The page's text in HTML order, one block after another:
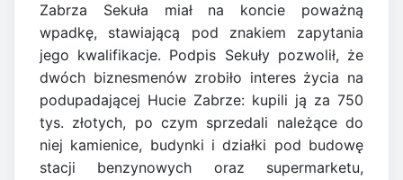
Zabrza Sekuła miał na koncie poważną
wpadkę, stawiającą pod znakiem zapytania
jego kwalifikacje. Podpis Sekuły pozwolił, że
dwóch biznesmenów zrobiło interes życia na
podupadającej Hucie Zabrze: kupili ją za 750
tys. złotych, po czym sprzedali należące do
niej kamienice, budynki i działki pod budowę
stacji benzynowych oraz supermarketu,